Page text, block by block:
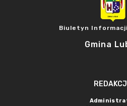
Biuletyn
Gmina